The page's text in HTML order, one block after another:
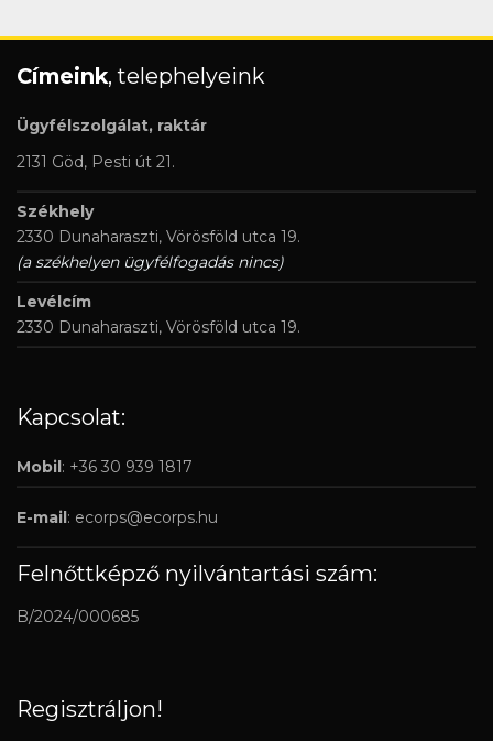
Címeink, telephelyeink
Ügyfélszolgálat, raktár
2131 Göd, Pesti út 21.
Székhely
2330 Dunaharaszti, Vörösföld utca 19.
(a székhelyen ügyfélfogadás nincs)
Levélcím
2330 Dunaharaszti, Vörösföld utca 19.
Kapcsolat:
Mobil: +36 30 939 1817
E-mail: ecorps@ecorps.hu
Felnőttképző nyilvántartási szám:
B/2024/000685
Regisztráljon!